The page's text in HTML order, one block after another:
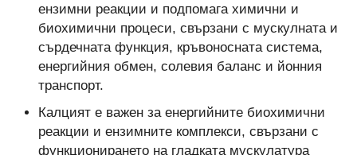
ензимни реакции и подпомага химични и
биохимични процеси, свързани с мускулната и
сърдечната функция, кръвоносната система,
енергийния обмен, солевия баланс и йонния
транспорт.
Калцият е важен за енергийните биохимични
реакции и ензимните комплекси, свързани с
функционирането на гладката мускулатура